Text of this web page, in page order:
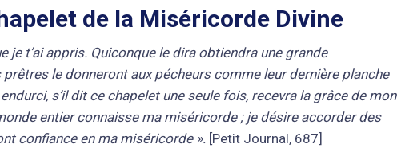
de la Miséricorde Divine
je t’ai appris. Quiconque le dira obtiendra une grande
le donneront aux pécheurs comme leur dernière planche
s’il dit ce chapelet une seule fois, recevra la grâce de mon
entier connaisse ma miséricorde ; je désire accorder des
confiance en ma miséricorde ». [Petit Journal, 687]